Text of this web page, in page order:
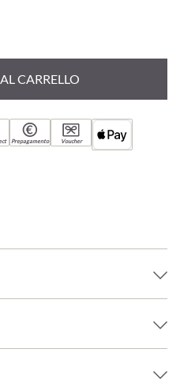
CARRELLO
Prepagamento Voucher